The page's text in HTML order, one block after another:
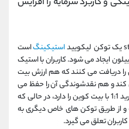
استیکینگاست
ایجاد می ‌شود. کاربران با استیک
دریافت می کنند که هم ارزش بیت‌
کند و هم نقدشوندگی آن را حفظ می
‌نماید. توکن stBTC قابلیت بازخرید 1:1 با بیت ‌کوین را دارد، در حالی که
و از طریق توکن ‌های خاص دیگری به